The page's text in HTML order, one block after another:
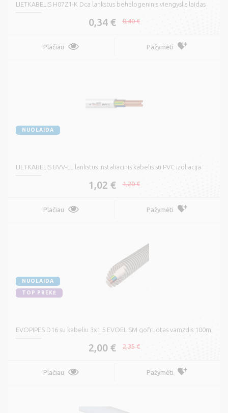
LIETKABELIS H07Z1-K Dca lankstus behalogeninis viengyslis laidas
0,34 € 0,40 €
Plačiau Pažymėti
NUOLAIDA
LIETKABELIS BVV-LL lankstus instaliacinis kabelis su PVC izoliacija
1,02 € 1,20 €
Plačiau Pažymėti
NUOLAIDA
TOP PREKĖ
EVOPIPES D16 su kabeliu 3x1.5 EVOEL SM gofruotas vamzdis 100m
2,00 € 2,35 €
Plačiau Pažymėti